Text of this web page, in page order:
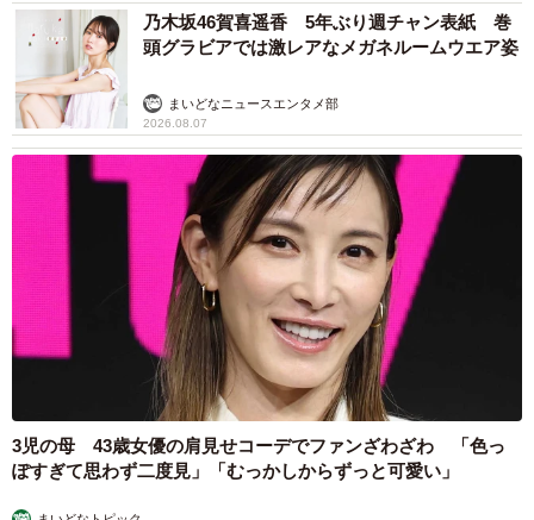
乃木坂46賀喜遥香 5年ぶり週チャン表紙 巻
頭グラビアでは激レアなメガネルームウエア姿
まいどなニュースエンタメ部
2026.08.07
3児の母 43歳女優の肩見せコーデでファンざわざわ 「色っ
ぽすぎて思わず二度見」「むっかしからずっと可愛い」